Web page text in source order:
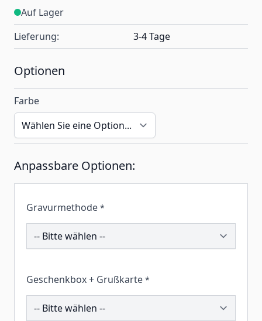
Auf Lager
Lieferung:
3-4 Tage
Optionen
Farbe
Anpassbare Optionen:
Gravurmethode *
203124
Geschenkbox + Grußkarte *
259602